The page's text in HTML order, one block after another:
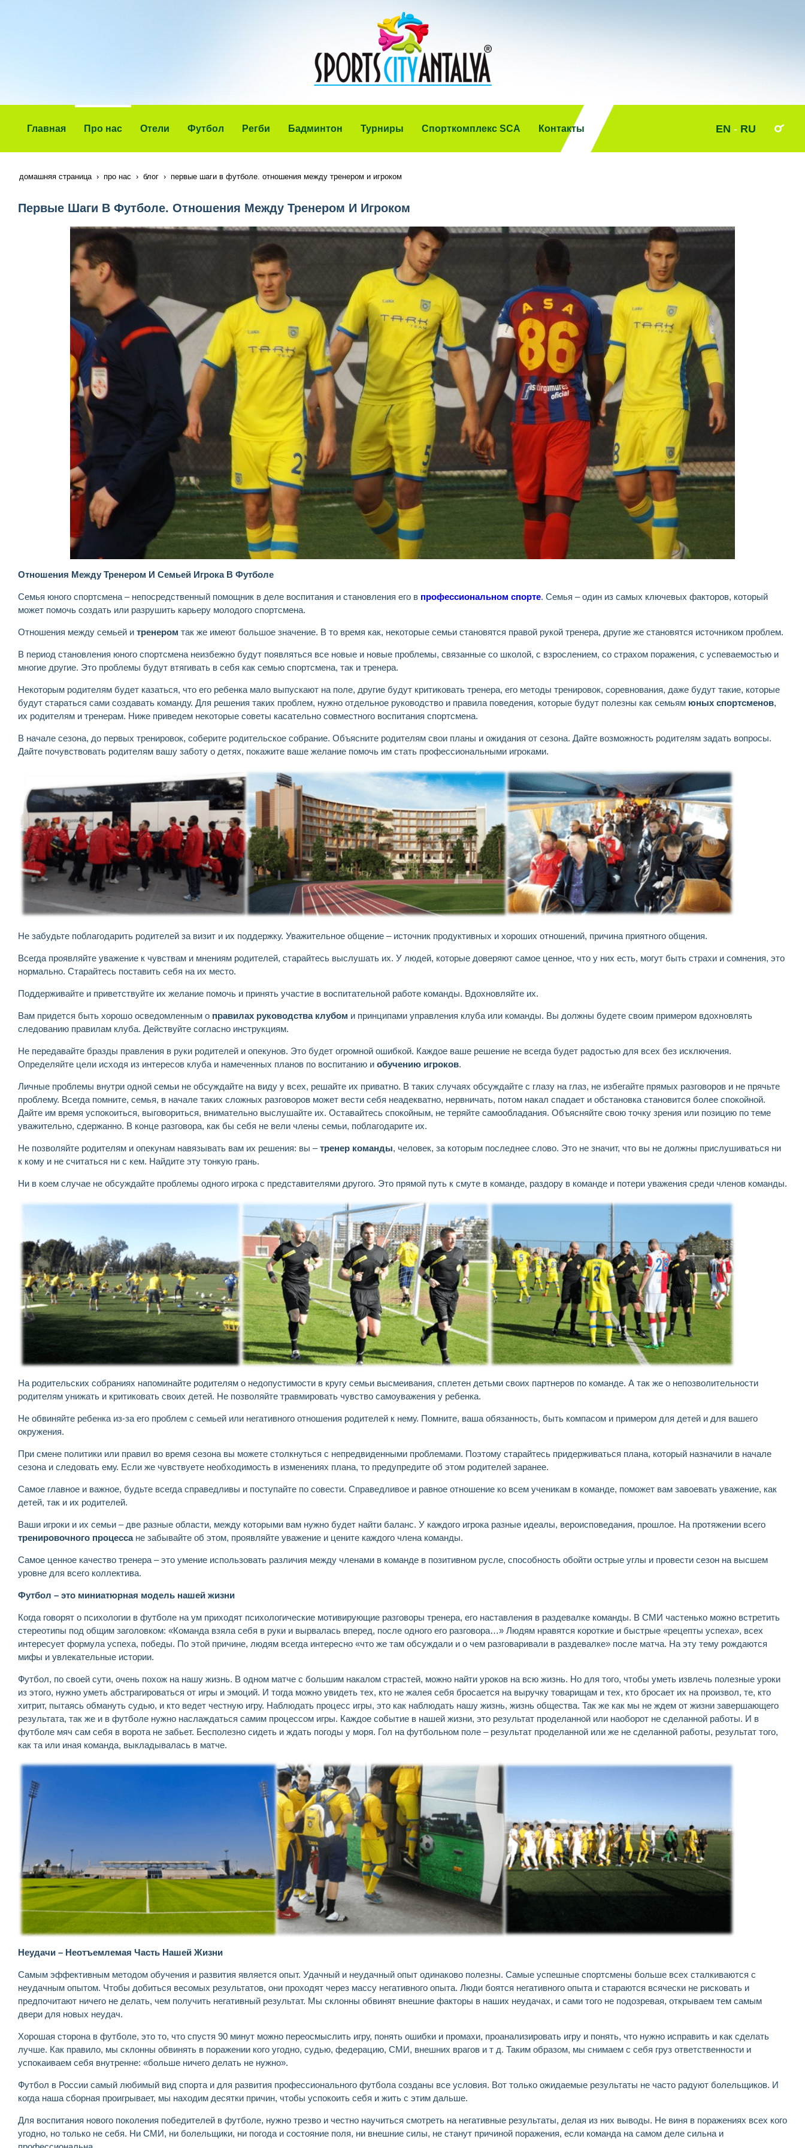
Главная Про нас Отели Футбол Регби Бадминтон Турниры Спорткомплекс SCA Контакты EN - RU
домашняя страница про нас блог первые шаги в футболе. отношения между тренером и игроком
Первые Шаги В Футболе. Отношения Между Тренером И Игроком
Отношения Между Тренером И Семьей Игрока В Футболе
Семья юного спортсмена – непосредственный помощник в деле воспитания и становления его в профессиональном спорте. Семья – один из самых ключевых факторов, который
может помочь создать или разрушить карьеру молодого спортсмена.
Отношения между семьей и тренером так же имеют большое значение. В то время как, некоторые семьи становятся правой рукой тренера, другие же становятся источником проблем.
В период становления юного спортсмена неизбежно будут появляться все новые и новые проблемы, связанные со школой, с взрослением, со страхом поражения, с успеваемостью и
многие другие. Это проблемы будут втягивать в себя как семью спортсмена, так и тренера.
Некоторым родителям будет казаться, что его ребенка мало выпускают на поле, другие будут критиковать тренера, его методы тренировок, соревнования, даже будут такие, которые
будут стараться сами создавать команду. Для решения таких проблем, нужно отдельное руководство и правила поведения, которые будут полезны как семьям юных спортсменов,
их родителям и тренерам. Ниже приведем некоторые советы касательно совместного воспитания спортсмена.
В начале сезона, до первых тренировок, соберите родительское собрание. Объясните родителям свои планы и ожидания от сезона. Дайте возможность родителям задать вопросы.
Дайте почувствовать родителям вашу заботу о детях, покажите ваше желание помочь им стать профессиональными игроками.
Не забудьте поблагодарить родителей за визит и их поддержку. Уважительное общение – источник продуктивных и хороших отношений, причина приятного общения.
Всегда проявляйте уважение к чувствам и мнениям родителей, старайтесь выслушать их. У людей, которые доверяют самое ценное, что у них есть, могут быть страхи и сомнения, это
нормально. Старайтесь поставить себя на их место.
Поддерживайте и приветствуйте их желание помочь и принять участие в воспитательной работе команды. Вдохновляйте их.
Вам придется быть хорошо осведомленным о правилах руководства клубом и принципами управления клуба или команды. Вы должны будете своим примером вдохновлять
следованию правилам клуба. Действуйте согласно инструкциям.
Не передавайте бразды правления в руки родителей и опекунов. Это будет огромной ошибкой. Каждое ваше решение не всегда будет радостью для всех без исключения.
Определяйте цели исходя из интересов клуба и намеченных планов по воспитанию и обучению игроков.
Личные проблемы внутри одной семьи не обсуждайте на виду у всех, решайте их приватно. В таких случаях обсуждайте с глазу на глаз, не избегайте прямых разговоров и не прячьте
проблему. Всегда помните, семья, в начале таких сложных разговоров может вести себя неадекватно, нервничать, потом накал спадает и обстановка становится более спокойной.
Дайте им время успокоиться, выговориться, внимательно выслушайте их. Оставайтесь спокойным, не теряйте самообладания. Объясняйте свою точку зрения или позицию по теме
уважительно, сдержанно. В конце разговора, как бы себя не вели члены семьи, поблагодарите их.
Не позволяйте родителям и опекунам навязывать вам их решения: вы –тренер команды, человек, за которым последнее слово. Это не значит, что вы не должны прислушиваться ни
к кому и не считаться ни с кем. Найдите эту тонкую грань.
Ни в коем случае не обсуждайте проблемы одного игрока с представителями другого. Это прямой путь к смуте в команде, раздору в команде и потери уважения среди членов команды.
На родительских собраниях напоминайте родителям о недопустимости в кругу семьи высмеивания, сплетен детьми своих партнеров по команде. А так же о непозволительности
родителям унижать и критиковать своих детей. Не позволяйте травмировать чувство самоуважения у ребенка.
Не обвиняйте ребенка из-за его проблем с семьей или негативного отношения родителей к нему. Помните, ваша обязанность, быть компасом и примером для детей и для вашего
окружения.
При смене политики или правил во время сезона вы можете столкнуться с непредвиденными проблемами. Поэтому старайтесь придерживаться плана, который назначили в начале
сезона и следовать ему. Если же чувствуете необходимость в изменениях плана, то предупредите об этом родителей заранее.
Самое главное и важное, будьте всегда справедливы и поступайте по совести. Справедливое и равное отношение ко всем ученикам в команде, поможет вам завоевать уважение, как
детей, так и их родителей.
Ваши игроки и их семьи – две разные области, между которыми вам нужно будет найти баланс. У каждого игрока разные идеалы, вероисповедания, прошлое. На протяжении всего
тренировочного процессане забывайте об этом, проявляйте уважение и цените каждого члена команды.
Самое ценное качество тренера – это умение использовать различия между членами в команде в позитивном русле, способность обойти острые углы и провести сезон на высшем
уровне для всего коллектива.
Футбол – это миниатюрная модель нашей жизни
Когда говорят о психологии в футболе на ум приходят психологические мотивирующие разговоры тренера, его наставления в раздевалке команды. В СМИ частенько можно встретить
стереотипы под общим заголовком: «Команда взяла себя в руки и вырвалась вперед, после одного его разговора…» Людям нравятся короткие и быстрые «рецепты успеха», всех
интересует формула успеха, победы. По этой причине, людям всегда интересно «что же там обсуждали и о чем разговаривали в раздевалке» после матча. На эту тему рождаются
мифы и увлекательные истории.
Футбол, по своей сути, очень похож на нашу жизнь. В одном матче с большим накалом страстей, можно найти уроков на всю жизнь. Но для того, чтобы уметь извлечь полезные уроки
из этого, нужно уметь абстрагироваться от игры и эмоций. И тогда можно увидеть тех, кто не жалея себя бросается на выручку товарищам и тех, кто бросает их на произвол, те, кто
хитрит, пытаясь обмануть судью, и кто ведет честную игру. Наблюдать процесс игры, это как наблюдать нашу жизнь, жизнь общества. Так же как мы не ждем от жизни завершающего
результата, так же и в футболе нужно наслаждаться самим процессом игры. Каждое событие в нашей жизни, это результат проделанной или наоборот не сделанной работы. И в
футболе мяч сам себя в ворота не забьет. Бесполезно сидеть и ждать погоды у моря. Гол на футбольном поле – результат проделанной или же не сделанной работы, результат того,
как та или иная команда, выкладывалась в матче.
Неудачи – Неотъемлемая Часть Нашей Жизни
Самым эффективным методом обучения и развития является опыт. Удачный и неудачный опыт одинаково полезны. Самые успешные спортсмены больше всех сталкиваются с
неудачным опытом. Чтобы добиться весомых результатов, они проходят через массу негативного опыта. Люди боятся негативного опыта и стараются всячески не рисковать и
предпочитают ничего не делать, чем получить негативный результат. Мы склонны обвинят внешние факторы в наших неудачах, и сами того не подозревая, открываем тем самым
двери для новых неудач.
Хорошая сторона в футболе, это то, что спустя 90 минут можно переосмыслить игру, понять ошибки и промахи, проанализировать игру и понять, что нужно исправить и как сделать
лучше. Как правило, мы склонны обвинять в поражении кого угодно, судью, федерацию, СМИ, внешних врагов и т д. Таким образом, мы снимаем с себя груз ответственности и
успокаиваем себя внутренне: «больше ничего делать не нужно».
Футбол в России самый любимый вид спорта и для развития профессионального футбола созданы все условия. Вот только ожидаемые результаты не часто радуют болельщиков. И
когда наша сборная проигрывает, мы находим десятки причин, чтобы успокоить себя и жить с этим дальше.
Для воспитания нового поколения победителей в футболе, нужно трезво и честно научиться смотреть на негативные результаты, делая из них выводы. Не виня в поражениях всех кого
угодно, но только не себя. Ни СМИ, ни болельщики, ни погода и состояние поля, ни внешние силы, не станут причиной поражения, если команда на самом деле сильна и